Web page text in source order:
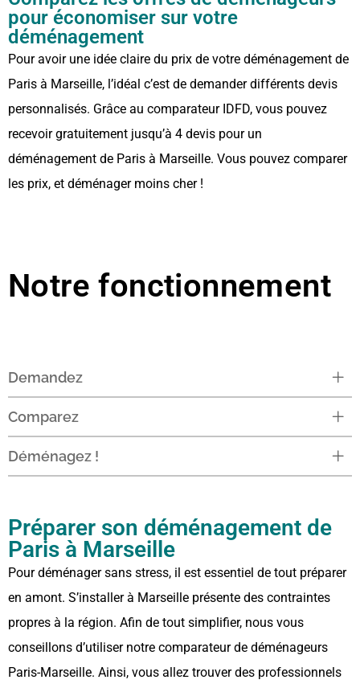
pour économiser sur votre
déménagement
Pour avoir une idée claire du prix de votre déménagement de
Paris à Marseille, l’idéal c’est de demander différents devis
personnalisés. Grâce au comparateur IDFD, vous pouvez
recevoir gratuitement jusqu’à 4 devis pour un
déménagement de Paris à Marseille. Vous pouvez comparer
les prix, et déménager moins cher !
Notre fonctionnement
Demandez
Comparez
Déménagez !
Préparer son déménagement de
Paris à Marseille
Pour déménager sans stress, il est essentiel de tout préparer
en amont. S’installer à Marseille présente des contraintes
propres à la région. Afin de tout simplifier, nous vous
conseillons d’utiliser notre comparateur de déménageurs
Paris-Marseille. Ainsi, vous allez trouver des professionnels